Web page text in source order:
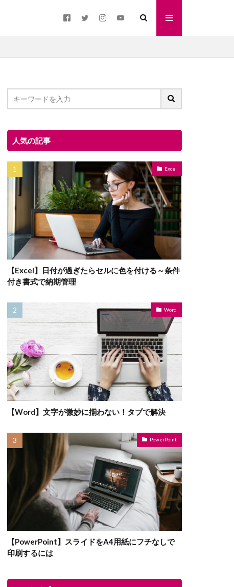
人気の記事
Excel
【Excel】日付が過ぎたらセルに色を付ける～条件
付き書式で納期管理
Word
【Word】文字が微妙に揃わない！タブで解決
PowerPoint
【PowerPoint】スライドをA4用紙にフチなしで
印刷するには